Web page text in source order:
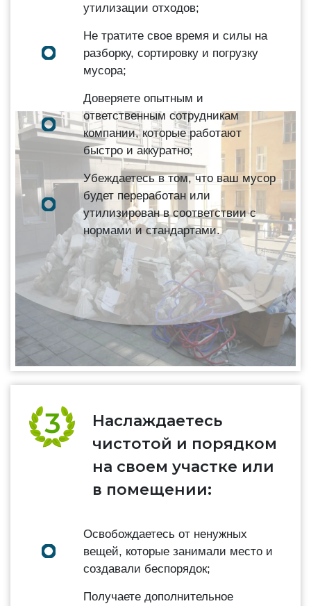
утилизации отходов;
Не тратите свое время и силы на
разборку, сортировку и погрузку
мусора;
Доверяете опытным и
ответственным сотрудникам
компании, которые работают
быстро и аккуратно;
Убеждаетесь в том, что ваш мусор
будет переработан или
утилизирован в соответствии с
нормами и стандартами.
Наслаждаетесь
чистотой и порядком
на своем участке или
в помещении:
Освобождаетесь от ненужных
вещей, которые занимали место и
создавали беспорядок;
Получаете дополнительное